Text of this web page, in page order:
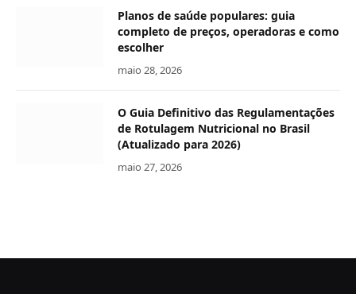
Planos de saúde populares: guia
completo de preços, operadoras e como
escolher
maio 28, 2026
O Guia Definitivo das Regulamentações
de Rotulagem Nutricional no Brasil
(Atualizado para 2026)
maio 27, 2026